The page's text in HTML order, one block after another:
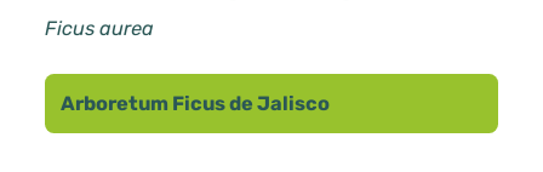
Ficus aurea
Arboretum Ficus de Jalisco